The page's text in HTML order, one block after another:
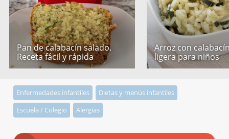
Pan de calabacín salado.
Receta fácil y rápida
Arroz con
ligera para niños
Enfermedades infantiles
Dietas y menús infantiles
Escuela / Colegio
Alergias